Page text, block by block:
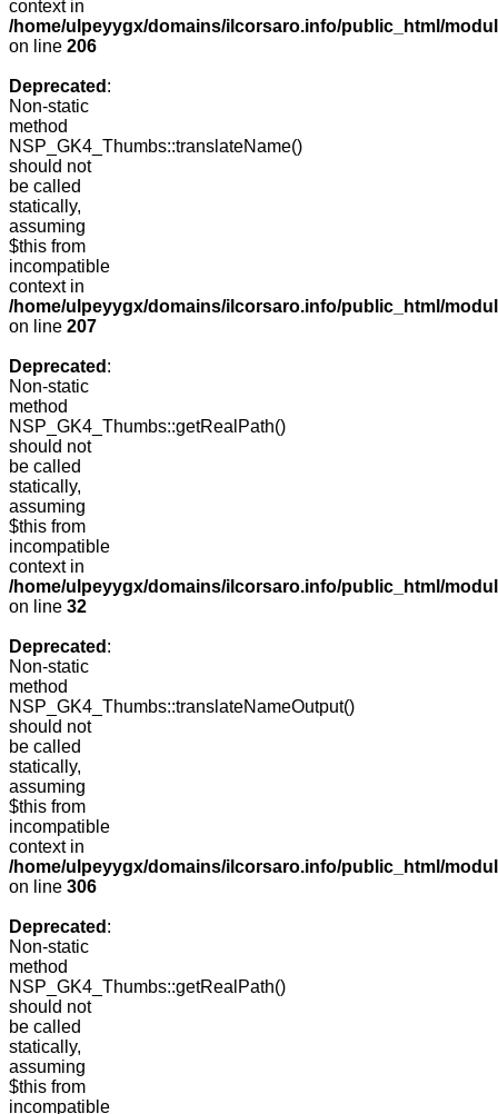
context in
/home/ulpeyygx/domains/ilcorsaro.info/public_html/
on line 206
Deprecated :
Non-static
method
NSP_GK4_Thumbs::translateName()
should not
be called
statically,
assuming
$this from
incompatible
context in
/home/ulpeyygx/domains/ilcorsaro.info/public_html/
on line 207
Deprecated :
Non-static
method
NSP_GK4_Thumbs::getRealPath()
should not
be called
statically,
assuming
$this from
incompatible
context in
/home/ulpeyygx/domains/ilcorsaro.info/public_html/
on line 32
Deprecated :
Non-static
method
NSP_GK4_Thumbs::translateNameOutput()
should not
be called
statically,
assuming
$this from
incompatible
context in
/home/ulpeyygx/domains/ilcorsaro.info/public_html/
on line 306
Deprecated :
Non-static
method
NSP_GK4_Thumbs::getRealPath()
should not
be called
statically,
assuming
$this from
incompatible